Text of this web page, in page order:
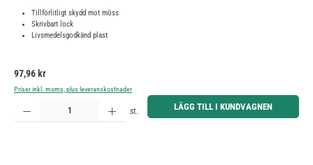
Tillförlitligt skydd mot möss
Skrivbart lock
Livsmedelsgodkänd plast
Ordinarie pris:
97,96 kr
Priser inkl. moms, plus leveranskostnader
Produktkvantitet: Ange önskat belopp eller använd knapparna för att öka eller minska kvantiteten.
st. LÄGG TILL I KUNDVAGNEN